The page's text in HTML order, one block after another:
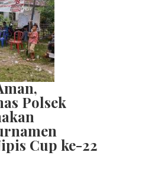
Polsek
Cup ke-22